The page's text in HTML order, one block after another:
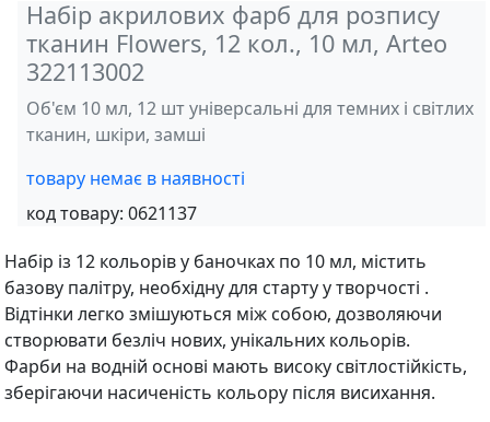
Набір акрилових фарб для розпису
тканин Flowers, 12 кол., 10 мл, Arteo
322113002
Об'єм 10 мл, 12 шт універсальні для темних і світлих
тканин, шкіри, замші
товару немає в наявності
код товару: 0621137
Набір із 12 кольорів у баночках по 10 мл, містить
базову палітру, необхідну для старту у творчості .
Відтінки легко змішуються між собою, дозволяючи
створювати безліч нових, унікальних кольорів.
Фарби на водній основі мають високу світлостійкість,
зберігаючи насиченість кольору після висихання.